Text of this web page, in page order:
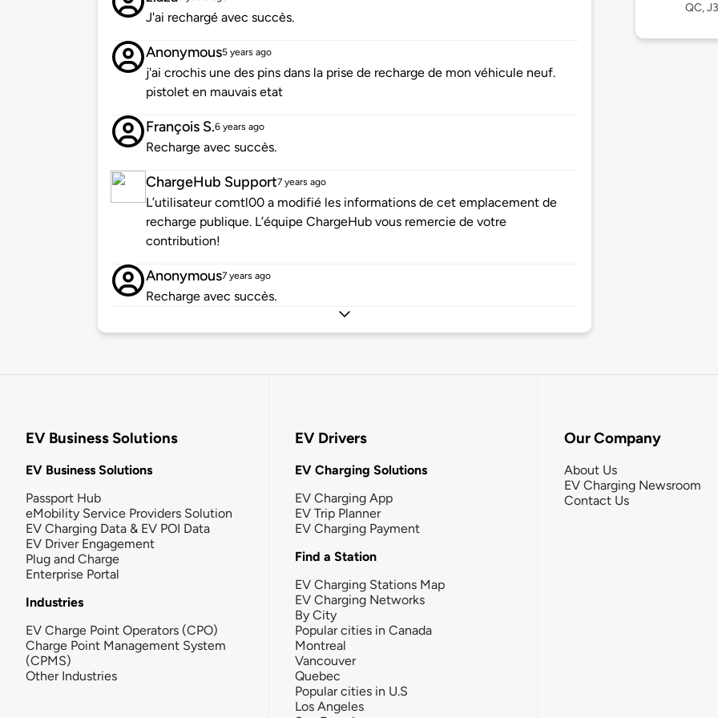
J'ai rechargé avec succès.
Anonymous5 years ago
j'ai crochis une des pins dans la prise de recharge de mon véhicule neuf.
pistolet en mauvais etat
François S.6 years ago
Recharge avec succès.
ChargeHub Support7 years ago
L’utilisateur comtl00 a modifié les informations de cet emplacement de
recharge publique. L’équipe ChargeHub vous remercie de votre
contribution!
Anonymous7 years ago
Recharge avec succès.
QC,
EV Business Solutions
EV Business Solutions
Passport Hub
eMobility Service Providers Solution
EV Charging Data & EV POI Data
EV Driver Engagement
Plug and Charge
Enterprise Portal
Industries
EV Charge Point Operators (CPO)
Charge Point Management System
(CPMS)
Other Industries
EV Drivers
EV Charging Solutions
EV Charging App
EV Trip Planner
EV Charging Payment
Find a Station
EV Charging Stations Map
EV Charging Networks
By City
Popular cities in Canada
Montreal
Vancouver
Quebec
Popular cities in U.S
Los Angeles
Our Company
About Us
EV Charging Newsroom
Contact Us